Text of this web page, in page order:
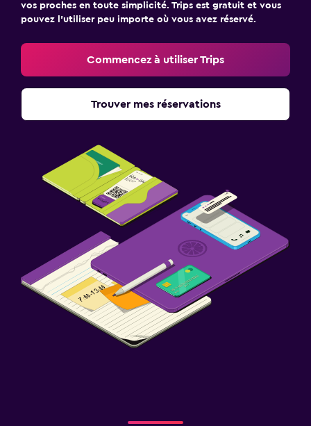
vos proches en toute simplicité. Trips est gratuit et vous
pouvez l’utiliser peu importe où vous avez réservé.
Commencez à utiliser Trips
Trouver mes réservations